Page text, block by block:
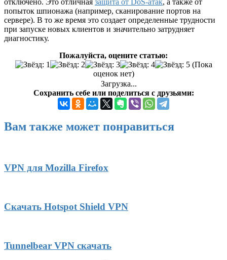
отключено. Это отличная защита от DoS-атак, а также от
попыток шпионажа (например, сканирование портов на
сервере). В то же время это создает определенные трудности
при запуске новых клиентов и значительно затрудняет
диагностику.
Пожалуйста, оцените статью:
(Пока
оценок нет)
Загрузка...
Сохранить себе или поделиться с друзьями:
Вам также может понравиться
VPN для Mozilla Firefox
Скачать Hotspot Shield VPN
Tunnelbear VPN скачать